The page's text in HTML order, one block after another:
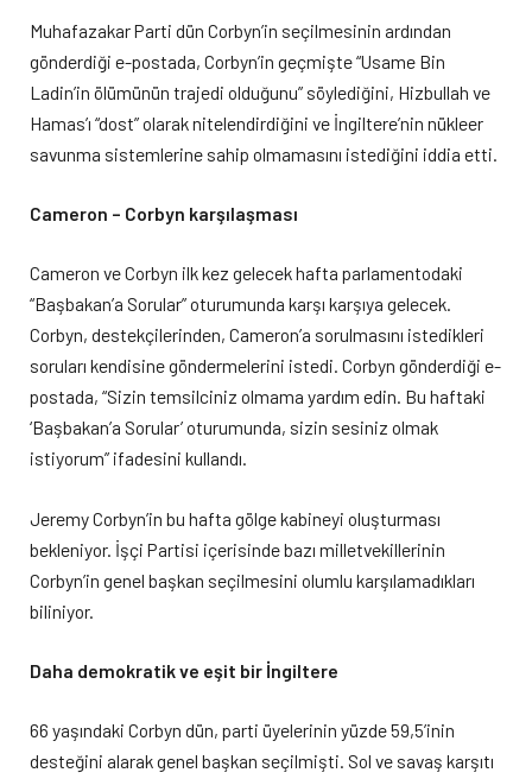
Muhafazakar Parti dün Corbyn’in seçilmesinin ardından
gönderdiği e-postada, Corbyn’in geçmişte “Usame Bin
Ladin’in ölümünün trajedi olduğunu” söylediğini, Hizbullah ve
Hamas’ı “dost” olarak nitelendirdiğini ve İngiltere’nin nükleer
savunma sistemlerine sahip olmamasını istediğini iddia etti.
Cameron – Corbyn karşılaşması
Cameron ve Corbyn ilk kez gelecek hafta parlamentodaki
“Başbakan’a Sorular” oturumunda karşı karşıya gelecek.
Corbyn, destekçilerinden, Cameron’a sorulmasını istedikleri
soruları kendisine göndermelerini istedi. Corbyn gönderdiği e-
postada, “Sizin temsilciniz olmama yardım edin. Bu haftaki
‘Başbakan’a Sorular’ oturumunda, sizin sesiniz olmak
istiyorum” ifadesini kullandı.
Jeremy Corbyn’in bu hafta gölge kabineyi oluşturması
bekleniyor. İşçi Partisi içerisinde bazı milletvekillerinin
Corbyn’in genel başkan seçilmesini olumlu karşılamadıkları
biliniyor.
Daha demokratik ve eşit bir İngiltere
66 yaşındaki Corbyn dün, parti üyelerinin yüzde 59,5’inin
desteğini alarak genel başkan seçilmişti. Sol ve savaş karşıtı